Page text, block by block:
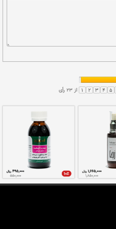
تقویت سیستم ایمنی بدن